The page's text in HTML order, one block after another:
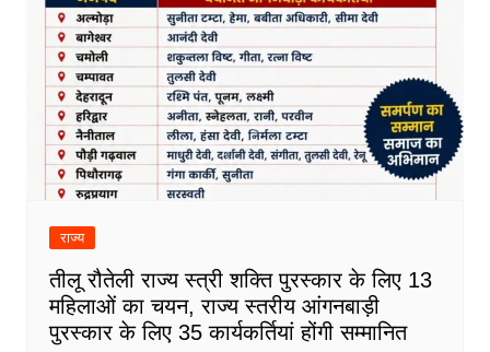
राज्य
तीलू रौतेली राज्य स्त्री शक्ति पुरस्कार के लिए 13
महिलाओं का चयन, राज्य स्तरीय आंगनबाड़ी
पुरस्कार के लिए 35 कार्यकर्तियां होंगी सम्मानित